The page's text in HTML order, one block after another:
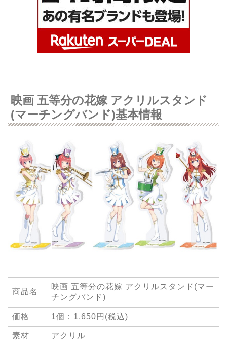
映画 五等分の花嫁 アクリルスタンド
(マーチングバンド)基本情報
商品名
映画 五等分の花嫁 アクリルスタンド(マー
チングバンド)
価格 1個：1,650円(税込)
素材 アクリル